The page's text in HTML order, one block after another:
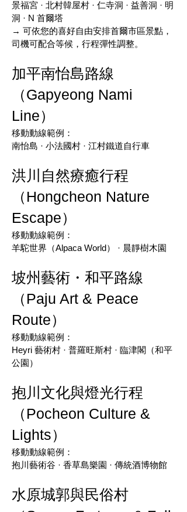
景福宮 · 北村韓屋村 · 仁寺洞 · 益善洞 · 明
洞 · N 首爾塔
→ 可依您的喜好自由安排首爾市區景點，
司機可配合等候，行程彈性調整。
加平南怡島路線
（Gapyeong Nami
Line）
移動動線範例：
南怡島 · 小法國村 · 江村鐵道自行車
洪川自然療癒行程
（Hongcheon Nature
Escape）
移動動線範例：
羊駝世界（Alpaca World） · 晨靜樹木園
坡州藝術・和平路線
（Paju Art & Peace
Route）
移動動線範例：
Heyri 藝術村 · 普羅旺斯村 · 臨津閣（和平
公園）
抱川文化與燈光行程
（Pocheon Culture &
Lights）
移動動線範例：
抱川藝術谷 · 香草島樂園 · 傳統酒博物館
水原城郭與民俗村